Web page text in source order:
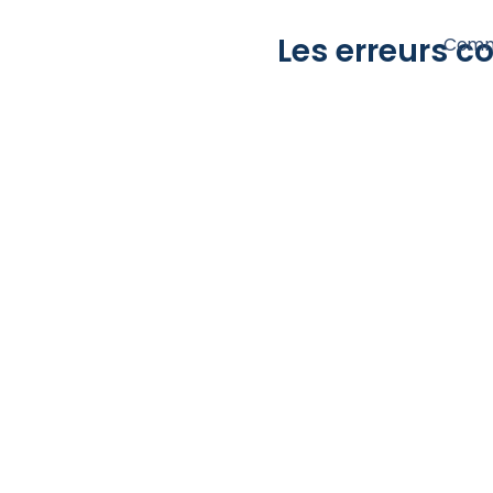
Les erreurs